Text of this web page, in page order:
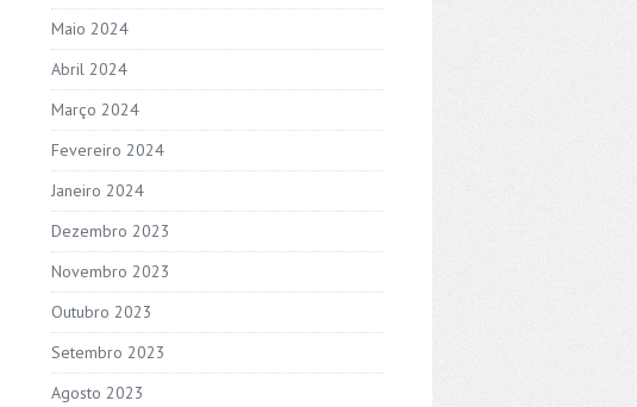
Maio 2024
Abril 2024
Março 2024
Fevereiro 2024
Janeiro 2024
Dezembro 2023
Novembro 2023
Outubro 2023
Setembro 2023
Agosto 2023